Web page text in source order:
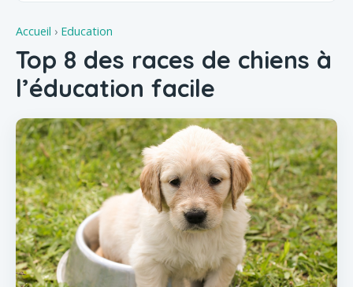
Accueil › Education
Top 8 des races de chiens à
l’éducation facile